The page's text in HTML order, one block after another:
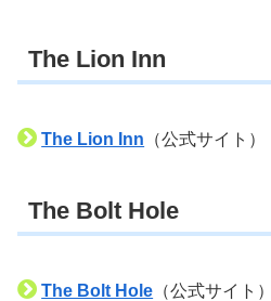
The Lion Inn
The Lion Inn （公式サイト）
The Bolt Hole
The Bolt Hole （公式サイト）